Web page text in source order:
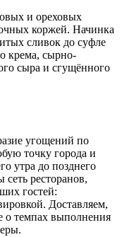
и ореховых
коржей. Начинка
сливок до суфле
крема, сырно-
сыра и сгущённого
угощений по
точку города и
утра до позднего
ресторанов,
гостей:
Доставляем,
о темпах выполнения